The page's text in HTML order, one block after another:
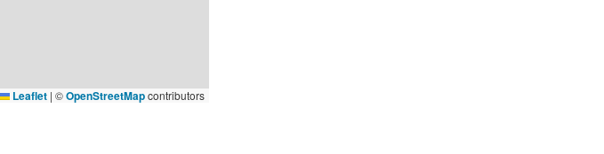
Leaflet | ©OpenStreetMapcontributors